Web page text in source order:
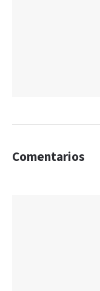
Comentarios